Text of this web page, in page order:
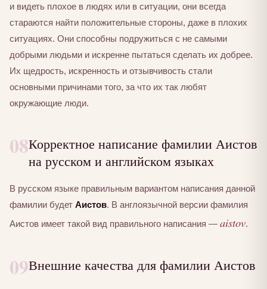
и видеть плохое в людях или в ситуации, они всегда
стараются найти положительные стороны, даже в плохих
ситуациях. Они способны подружиться с не самыми
добрыми людьми и искренне пытаться сделать их добрее.
Их щедрость, искренность и отзывчивость стали
основными причинами того, за что их так любят
окружающие люди.
08Корректное написание фамилии Аистов
на русском и английском языках
В русском языке правильным вариантом написания данной
фамилии будет Аистов. В англоязычной версии фамилия
Аистов имеет такой вид правильного написания — aistov.
09Внешние качества для фамилии Аистов